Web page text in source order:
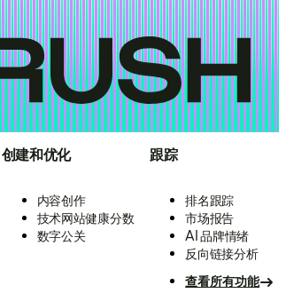
创建和优化
内容创作
技术网站健康分数
数字公关
跟踪
排名跟踪
市场报告
AI 品牌情绪
反向链接分析
查看所有功能